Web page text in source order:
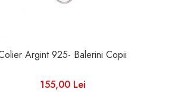
Argint 925- Balerini Copii
155,00 Lei